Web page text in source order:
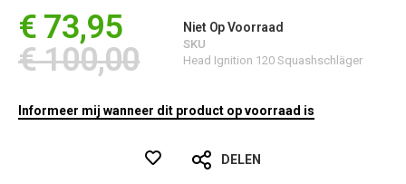
€ 73,95
€ 100,00
Niet Op Voorraad
SKU
Head Ignition 120 Squashschläger
Informeer mij wanneer dit product op voorraad is
DELEN